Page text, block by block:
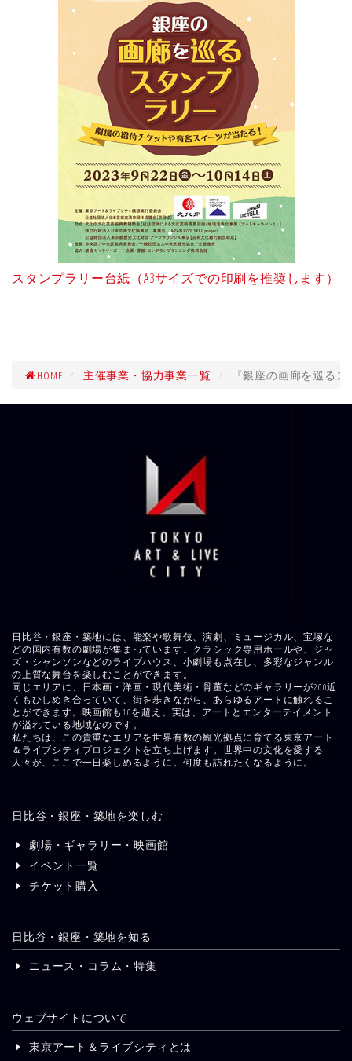
スタンプラリー台紙（A3サイズでの印刷を推奨します）
HOME 主催事業・協力事業一覧 『銀座の画廊を巡る
日比谷・銀座・築地には、能楽や歌舞伎、演劇、ミュージカル、宝塚な
どの国内有数の劇場が集まっています。クラシック専用ホールや、ジャ
ズ・シャンソンなどのライブハウス、小劇場も点在し、多彩なジャンル
の上質な舞台を楽しむことができます。
同じエリアに、日本画・洋画・現代美術・骨董などのギャラリーが200近
くもひしめき合っていて、街を歩きながら、あらゆるアートに触れるこ
とができます。映画館も10を超え、実は、アートとエンターテイメント
が溢れている地域なのです。
私たちは、この貴重なエリアを世界有数の観光拠点に育てる東京アート
＆ライブシティプロジェクトを立ち上げます。世界中の文化を愛する
人々が、ここで一日楽しめるように。何度も訪れたくなるように。
日比谷・銀座・築地を楽しむ
劇場・ギャラリー・映画館
イベント一覧
チケット購入
日比谷・銀座・築地を知る
ニュース・コラム・特集
ウェブサイトについて
東京アート＆ライブシティとは